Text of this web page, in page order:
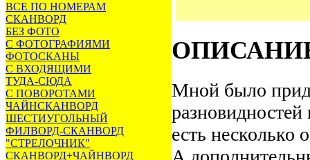
ВСЕ ПО НОМЕРАМ
СКАНВОРД
БЕЗ ФОТО
С ФОТОГРАФИЯМИ
ФОТОСКАНЫ
С ВХОДЯЩИМИ
ТУДА-СЮДА
С ПОВОРОТАМИ
ЧАЙНСКАНВОРД
ШЕСТИУГОЛЬНЫЙ
ФИЛВОРД-СКАНВОРД
"СТРЕЛОЧНИК"
СКАНВОРД+ЧАЙНВОРД
Мной было
есть несколько